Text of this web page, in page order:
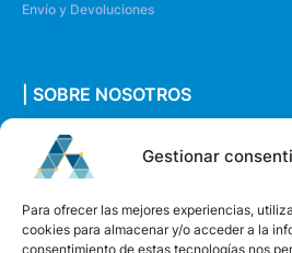
Gestionar
Para ofrecer las mejores experiencias,
cookies para almacenar y/o acceder a la
consentimiento de estas tecnologías nos
Envío y Devoluciones
| SOBRE NOSOTROS
Quiénes somos
Envíanos un mensaje